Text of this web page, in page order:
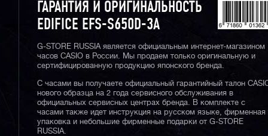
ГАРАНТИЯ И ОРИГИНАЛЬНОСТЬ
EDIFICE EFS-S650D-3A
G-STORE RUSSIA является официальным интернет-магазином
часов CASIO в России. Мы продаем только оригинальную и
сертифицированную продукцию японского бренда.
С часами вы получаете официальный гарантийный талон
нового образца на 2 года сервисного обслуживания в
официальных сервисных центрах бренда. В комплекте с
часами также идет инструкция на русском языке, фирменная
упаковка и небольшие фирменные подарки от G-STORE
RUSSIA.